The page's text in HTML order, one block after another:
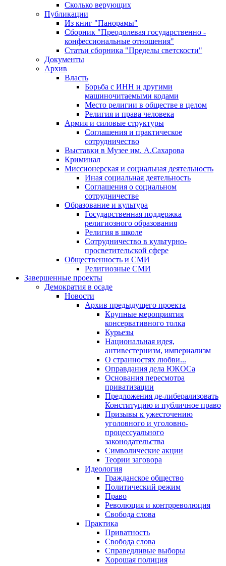
Сколько верующих
Публикации
Из книг "Панорамы"
Сборник "Преодолевая государственно -
конфессиональные отношения"
Статьи сборника "Пределы светскости"
Документы
Архив
Власть
Борьба с ИНН и другими
машиночитаемыми кодами
Место религии в обществе в целом
Религия и права человека
Армия и силовые структуры
Соглашения и практическое
сотрудничество
Выставки в Музее им. А.Сахарова
Криминал
Миссионерская и социальная деятельность
Иная социальная деятельность
Соглашения о социальном
сотрудничестве
Образование и культура
Государственная поддержка
религиозного образования
Религия в школе
Сотрудничество в культурно-
просветительской сфере
Общественность и СМИ
Религиозные СМИ
Завершенные проекты
Демократия в осаде
Новости
Архив предыдущего проекта
Крупные мероприятия
консервативного толка
Курьезы
Национальная идея,
антивестернизм, империализм
О странностях любви...
Оправдания дела ЮКОСа
Основания пересмотра
приватизации
Предложения де-либерализовать
Конституцию и публичное право
Призывы к ужесточению
уголовного и уголовно-
процессуального
законодательства
Символические акции
Теории заговора
Идеология
Гражданское общество
Политический режим
Право
Революция и контрреволюция
Свобода слова
Практика
Приватность
Свобода слова
Справедливые выборы
Хорошая полиция